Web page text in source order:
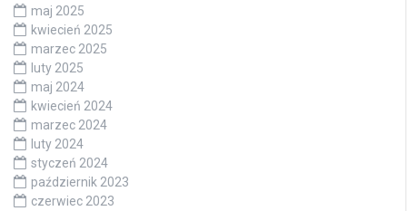
maj 2025
kwiecień 2025
marzec 2025
luty 2025
maj 2024
kwiecień 2024
marzec 2024
luty 2024
styczeń 2024
październik 2023
czerwiec 2023